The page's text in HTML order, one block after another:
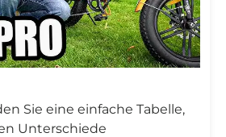
Sie eine einfache Tabelle,
Unterschiede